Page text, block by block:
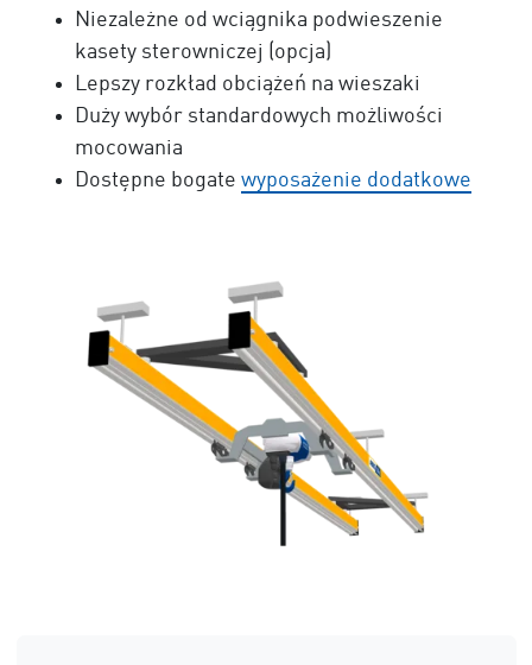
Niezależne od wciągnika podwieszenie
kasety sterowniczej (opcja)
Lepszy rozkład obciążeń na wieszaki
Duży wybór standardowych możliwości
mocowania
Dostępne bogate wyposażenie dodatkowe